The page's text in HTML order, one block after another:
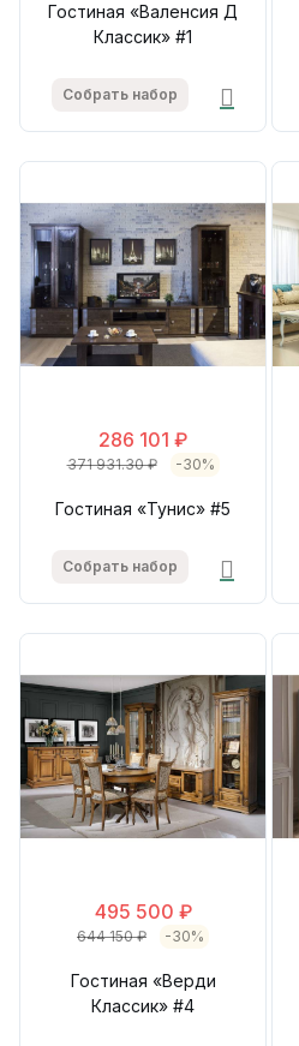
Гостиная «Валенсия Д
Классик» #1
Собрать набор
286 101 ₽
371 931.30 ₽ -30%
Гостиная «Тунис» #5
Собрать набор
495 500 ₽
644 150 ₽ -30%
Гостиная «Верди
Классик» #4